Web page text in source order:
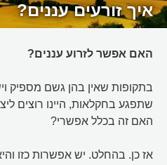
איך זורעים עננים?
האם אפשר לזרוע עננים?
בתקופות שאין בהן גשם מספיק
שתפגע בחקלאות, היינו רוצים
האם זה בכלל אפשרי?
אז כן. בהחלט. יש אפשרות כזו